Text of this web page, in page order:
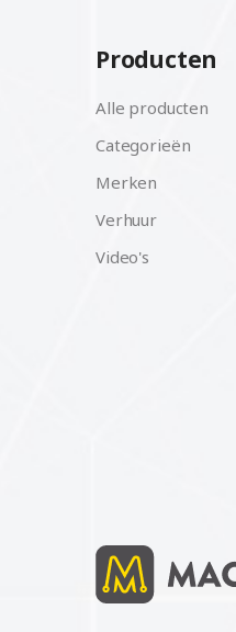
Producten
Alle producten
Categorieën
Merken
Verhuur
Video's